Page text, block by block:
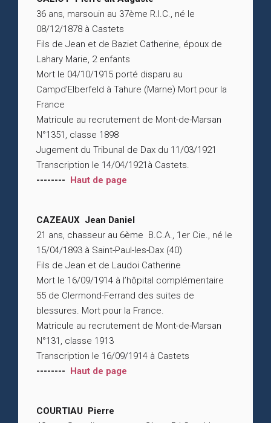
36 ans, marsouin au 37ème R.I.C., né le
08/12/1878 à Castets
Fils de Jean et de Baziet Catherine, époux de
Lahary Marie, 2 enfants
Mort le 04/10/1915 porté disparu au
Campd’Elberfeld à Tahure (Marne) Mort pour la
France
Matricule au recrutement de Mont-de-Marsan
N°1351, classe 1898
Jugement du Tribunal de Dax du 11/03/1921
Transcription le 14/04/1921à Castets.
-------- Haut de page
CAZEAUX Jean Daniel
21 ans, chasseur au 6ème B.C.A., 1er Cie., né le
15/04/1893 à Saint-Paul-les-Dax (40)
Fils de Jean et de Laudoi Catherine
Mort le 16/09/1914 à l’hôpital complémentaire
55 de Clermond-Ferrand des suites de
blessures. Mort pour la France.
Matricule au recrutement de Mont-de-Marsan
N°131, classe 1913
Transcription le 16/09/1914 à Castets
-------- Haut de page
COURTIAU Pierre